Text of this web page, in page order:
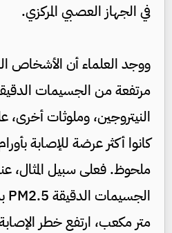
في الجهاز العصبي المركزي.
ووجد العلماء أن الأشخاص
مرتفعة من الجسيمات
النيتروجين، وملوثات
كانوا أكثر عرضة للإصابة
ملحوظ. فعلى سبيل المثال،
متر مكعب، ارتفع خطر الإصابة